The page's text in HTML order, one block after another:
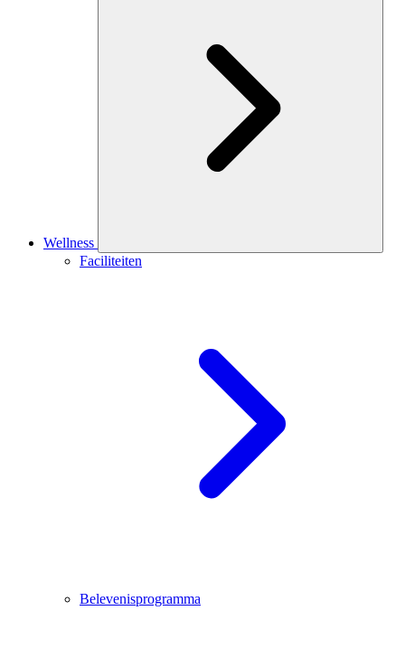
Wellness
Faciliteiten
Belevenisprogramma